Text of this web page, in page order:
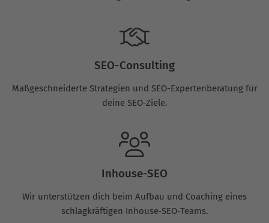
SEO-Consulting
Maßgeschneiderte Strategien und SEO-Expertenberatung für
deine SEO‑Ziele.
Inhouse-SEO
Wir unterstützen dich beim Aufbau und Coaching eines
schlagkräftigen Inhouse‑SEO‑Teams.